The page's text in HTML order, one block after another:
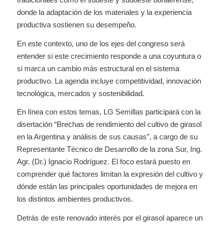
donde la adaptación de los materiales y la experiencia
productiva sostienen su desempeño.
En este contexto, uno de los ejes del congreso será
entender si este crecimiento responde a una coyuntura o
si marca un cambio más estructural en el sistema
productivo. La agenda incluye competitividad, innovación
tecnológica, mercados y sostenibilidad.
En línea con estos temas, LG Semillas participará con la
disertación “Brechas de rendimiento del cultivo de girasol
en la Argentina y análisis de sus causas”, a cargo de su
Representante Técnico de Desarrollo de la zona Sur, Ing.
Agr. (Dr.) Ignacio Rodríguez. El foco estará puesto en
comprender qué factores limitan la expresión del cultivo y
dónde están las principales oportunidades de mejora en
los distintos ambientes productivos.
Detrás de este renovado interés por el girasol aparece un